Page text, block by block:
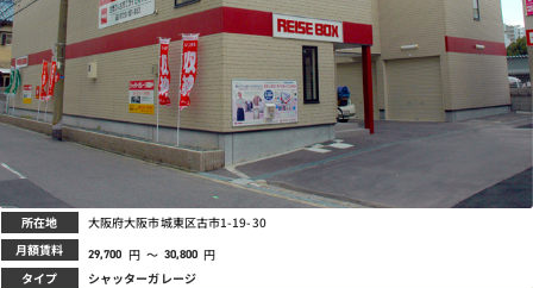
所在地 大阪府大阪市城東区古市1-19-30
月額賃料 29,700 円 ～ 30,800 円
タイプ シャッターガレージ